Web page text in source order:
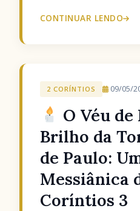
CONTINUAR LENDO
2 CORÍNTIOS 09/05/
O Véu de
Brilho da
de Paulo:
Messiânica
Coríntios 3